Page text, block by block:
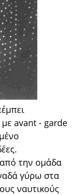
με avant - garde
την ομάδα
γύρω στα
ναυτικούς